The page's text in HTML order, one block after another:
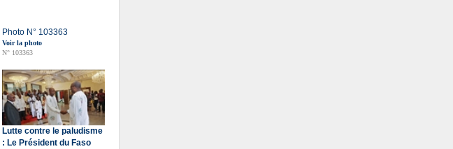
Photo N° 103363
Voir la photo
N° 103363
Lutte contre le paludisme
: Le Président du Faso